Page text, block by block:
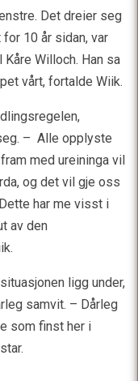
Det dreier seg
10 år sidan, var
Willoch. Han sa
vårt, fortalde Wiik.
– Alle opplyste
med ureininga vil
og det vil gje oss
har me visst i
av den
ligg under,
samvit. – Dårleg
som finst her i